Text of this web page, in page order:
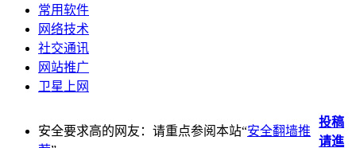
常用软件
网络技术
社交通讯
网站推广
卫星上网
安全要求高的网友：请重点参阅本站“安全翻墙推
投稿
请進